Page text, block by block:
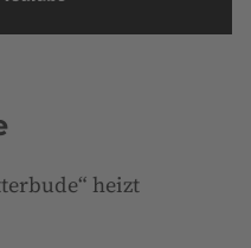
heizt